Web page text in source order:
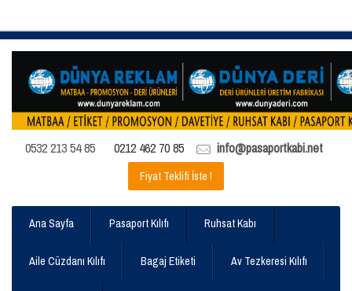
0532 213 54 85 0212 462 70 85 info@pasaportkabi.net
Fiyat Teklifi İste !
Ana Sayfa Pasaport Kılıfı Ruhsat Kabı
Aile Cüzdanı Kılıfı Bagaj Etiketi Av Tezkeresi Kılıfı